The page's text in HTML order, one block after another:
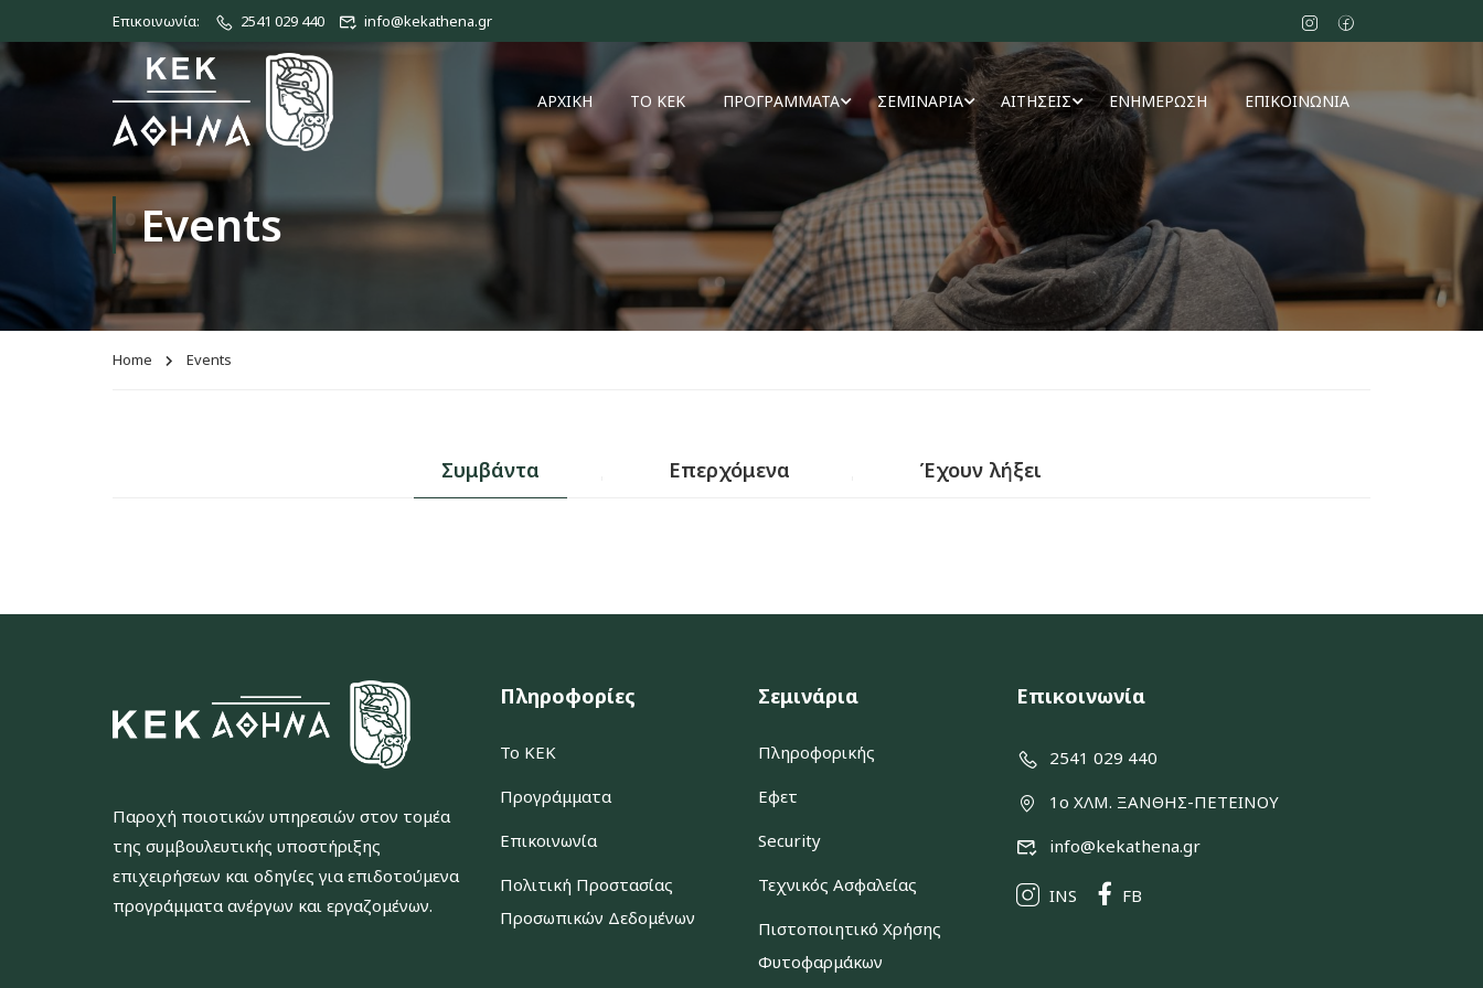
Επικοινωνία: 2541 029 440 info@kekathena.gr
ΑΡΧΙΚΗ ΤΟ ΚΕΚ ΠΡΟΓΡΑΜΜΑΤΑ ΣΕΜΙΝΑΡΙΑ ΑΙΤΗΣΕΙΣ ΕΝΗΜΕΡΩΣΗ ΕΠΙΚΟΙΝΩΝΙΑ
Events
Home Events
Συμβάντα Επερχόμενα Έχουν λήξει
Παροχή ποιοτικών υπηρεσιών στον τομέα
της συμβουλευτικής υποστήριξης
επιχειρήσεων και οδηγίες για επιδοτούμενα
προγράμματα ανέργων και εργαζομένων.
Πληροφορίες
Το ΚΕΚ
Προγράμματα
Επικοινωνία
Πολιτική Προστασίας
Προσωπικών Δεδομένων
Σεμινάρια
Πληροφορικής
Εφετ
Security
Τεχνικός Ασφαλείας
Πιστοποιητικό Χρήσης
Φυτοφαρμάκων
Επικοινωνία
2541 029 440
1ο ΧΛΜ. ΞΑΝΘΗΣ-ΠΕΤΕΙΝΟΥ
info@kekathena.gr
INS FB